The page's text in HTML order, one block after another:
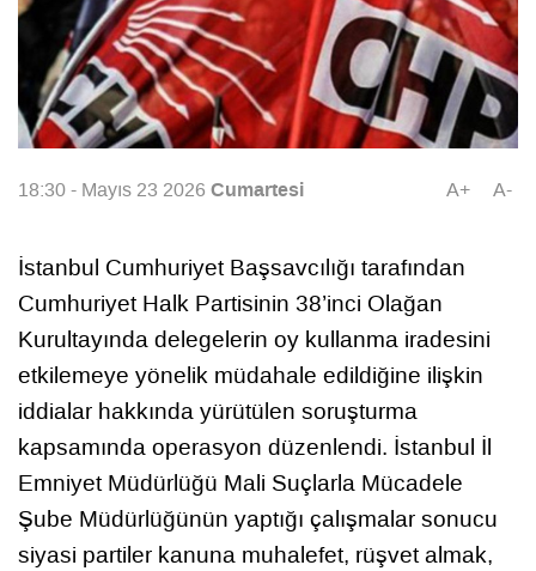
18:30 - Mayıs 23 2026 Cumartesi A+ A-
İstanbul Cumhuriyet Başsavcılığı tarafından
Cumhuriyet Halk Partisinin 38’inci Olağan
Kurultayında delegelerin oy kullanma iradesini
etkilemeye yönelik müdahale edildiğine ilişkin
iddialar hakkında yürütülen soruşturma
kapsamında operasyon düzenlendi. İstanbul İl
Emniyet Müdürlüğü Mali Suçlarla Mücadele
Şube Müdürlüğünün yaptığı çalışmalar sonucu
siyasi partiler kanuna muhalefet, rüşvet almak,